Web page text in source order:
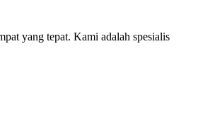
yang tepat. Kami adalah spesialis